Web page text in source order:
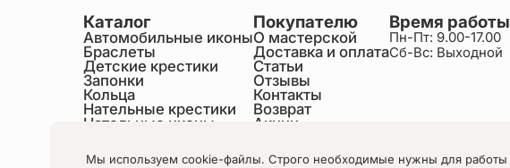
Каталог
Автомобильные иконы
Браслеты
Детские крестики
Запонки
Кольца
Нательные крестики
Нательные иконы
Образки именные
Покупателю
О мастерской
Доставка и оплата
Статьи
Отзывы
Контакты
Возврат
Акции
Время работы
Пн-Пт: 9.00-17.00
Сб-Вс: Выходной
Мы используем cookie-файлы. Строго необходимые нужны для работы